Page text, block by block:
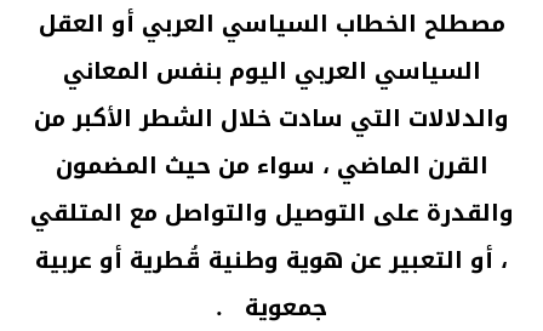
مصطلح الخطاب السياسي العربي أو العقل
السياسي العربي اليوم بنفس المعاني
والدلالات التي سادت خلال الشطر الأكبر من
القرن الماضي ، سواء من حيث المضمون
والقدرة على التوصيل والتواصل مع المتلقي
، أو التعبير عن هوية وطنية قُطرية أو عربية
جمعوية .